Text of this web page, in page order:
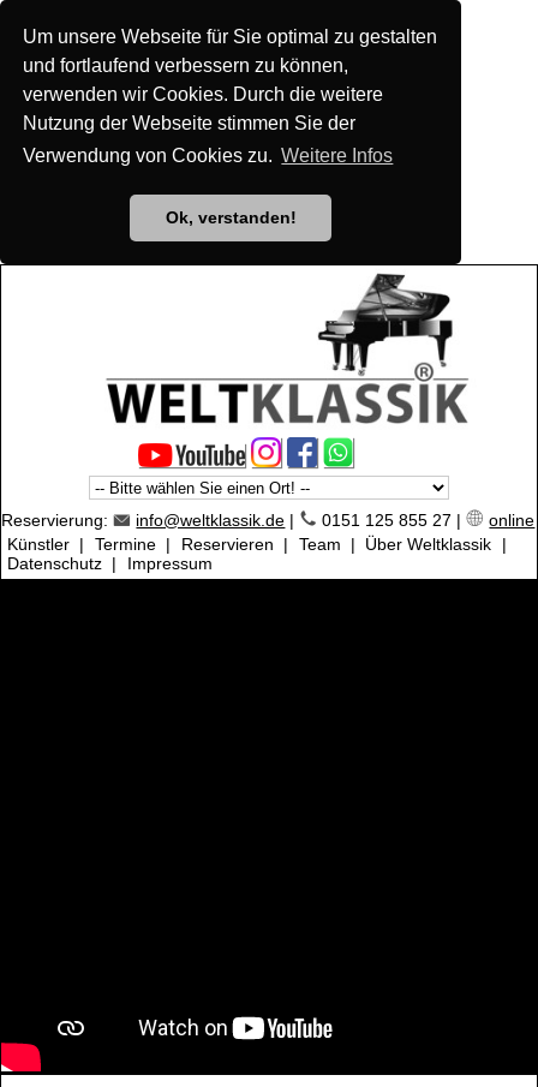
Um unsere Webseite für Sie optimal zu gestalten
und fortlaufend verbessern zu können,
verwenden wir Cookies. Durch die weitere
Nutzung der Webseite stimmen Sie der
Verwendung von Cookies zu. Weitere Infos
Ok, verstanden!
Reservierung: info@weltklassik.de | 0151 125 855 27 |
online
Künstler | Termine | Reservieren | Team | Über Weltklassik
|
Datenschutz | Impressum